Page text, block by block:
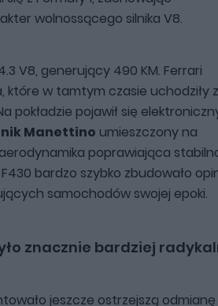
wolnossącego silnika V8.
V8, generujący 490 KM. Ferrari
które w tamtym czasie uchodziły
pokładzie pojawił się
Manettino umieszczony na
poprawiająca
bardzo szybko zbudowało
samochodów swojej epoki.
znacznie bardziej
jeszcze ostrzejszą odmianę